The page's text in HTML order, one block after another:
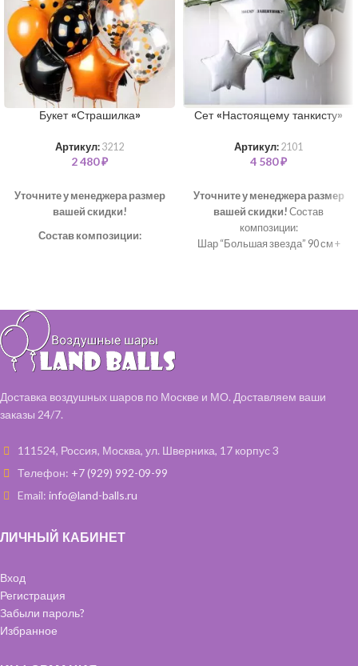
Букет «Страшилка»
Артикул: 3212
2 480₽
Уточните у менеджера размер
вашей скидки!
Состав композиции:
Шар "Горох" 35 см – 2 шт
Сет «Настоящему танкисту»
Артикул: 2101
4 580₽
Уточните у менеджера размер
вашей скидки! Состав
композиции:
Шар “Большая звезда” 90 см +
Шар латексный 35 см – 2 шт
Доставка воздушных шаров по Москве и МО. Доставляем ваши
заказы 24/7.
111524, Россия, Москва, ул. Шверника, 17 корпус 3
Телефон: +7 (929) 992-09-99
Email: info@land-balls.ru
ЛИЧНЫЙ КАБИНЕТ
Вход
Регистрация
Забыли пароль?
Избранное